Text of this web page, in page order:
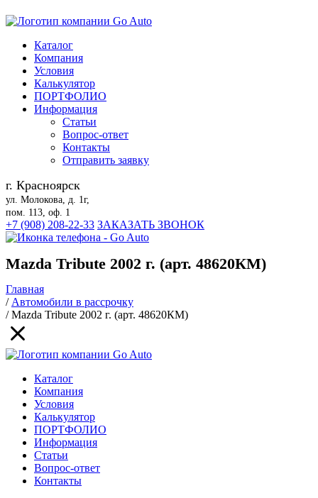
Каталог
Компания
Условия
Калькулятор
ПОРТФОЛИО
Информация
Статьи
Вопрос-ответ
Контакты
Отправить заявку
г. Красноярск
ул. Молокова, д. 1г,
пом. 113, оф. 1
+7 (908) 208-22-33 ЗАКАЗАТЬ ЗВОНОК
Mazda Tribute 2002 г. (арт. 48620КМ)
Главная
/Автомобили в рассрочку
/Mazda Tribute 2002 г. (арт. 48620КМ)
Каталог
Компания
Условия
Калькулятор
ПОРТФОЛИО
Информация
Статьи
Вопрос-ответ
Контакты